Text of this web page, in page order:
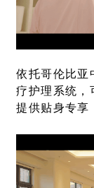
依托哥伦比亚
疗护理系统，
提供贴身专享